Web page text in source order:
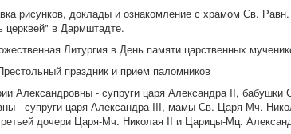
рисунков, доклады и ознакомление с храмом Св.
церквей" в Дармштадте.
Литургия в День памяти царственных
праздник и прием паломников
Александровны - супруги царя Александра II,
- супруги царя Александра III, мамы Св. Царя-Мч.
дочери Царя-Мч. Николая II и Царицы-Мц.